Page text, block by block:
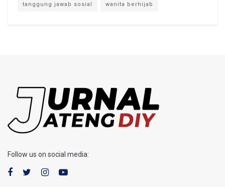
tanggung jawab sosial wanita berhijab
Follow us on social media: